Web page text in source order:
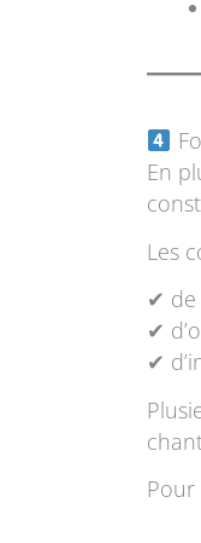
En
Les
✔ de
✔
✔
Pour